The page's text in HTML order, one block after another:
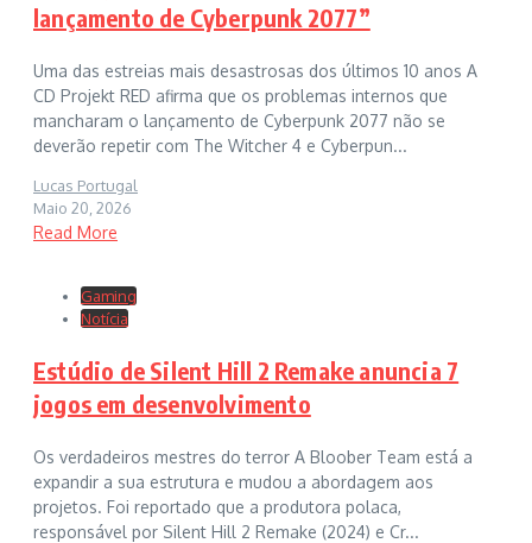
lançamento de Cyberpunk 2077”
Uma das estreias mais desastrosas dos últimos 10 anos A
CD Projekt RED afirma que os problemas internos que
mancharam o lançamento de Cyberpunk 2077 não se
deverão repetir com The Witcher 4 e Cyberpun...
Lucas Portugal
Maio 20, 2026
Read More
Gaming
Notícia
Estúdio de Silent Hill 2 Remake anuncia 7
jogos em desenvolvimento
Os verdadeiros mestres do terror A Bloober Team está a
expandir a sua estrutura e mudou a abordagem aos
projetos. Foi reportado que a produtora polaca,
responsável por Silent Hill 2 Remake (2024) e Cr...